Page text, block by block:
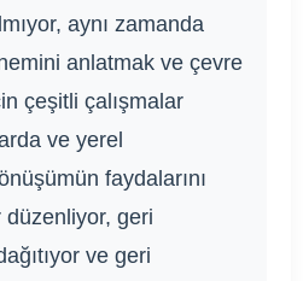
aynı zamanda
anlatmak ve çevre
çeşitli çalışmalar
ve yerel
faydalarını
geri
ve geri